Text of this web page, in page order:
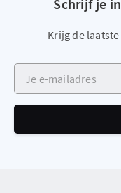
Schrijf je
Krijg de
Je e-mailadres